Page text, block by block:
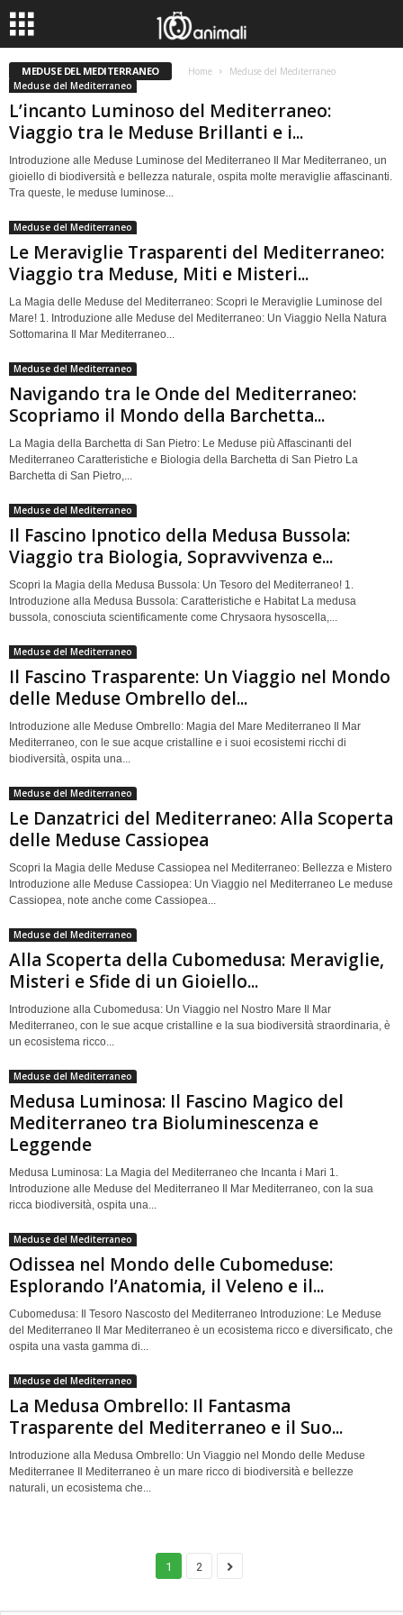
MEDUSE DEL MEDITERRANEO Home
Meduse del Mediterraneo
Meduse del Mediterraneo
L’incanto Luminoso del Mediterraneo:
Viaggio tra le Meduse Brillanti e i...
Introduzione alle Meduse Luminose del Mediterraneo Il Mar Mediterraneo, un
gioiello di biodiversità e bellezza naturale, ospita molte meraviglie affascinanti.
Tra queste, le meduse luminose...
Meduse del Mediterraneo
Le Meraviglie Trasparenti del Mediterraneo:
Viaggio tra Meduse, Miti e Misteri...
La Magia delle Meduse del Mediterraneo: Scopri le Meraviglie Luminose del
Mare! 1. Introduzione alle Meduse del Mediterraneo: Un Viaggio Nella Natura
Sottomarina Il Mar Mediterraneo...
Meduse del Mediterraneo
Navigando tra le Onde del Mediterraneo:
Scopriamo il Mondo della Barchetta...
La Magia della Barchetta di San Pietro: Le Meduse più Affascinanti del
Mediterraneo Caratteristiche e Biologia della Barchetta di San Pietro La
Barchetta di San Pietro,...
Meduse del Mediterraneo
Il Fascino Ipnotico della Medusa Bussola:
Viaggio tra Biologia, Sopravvivenza e...
Scopri la Magia della Medusa Bussola: Un Tesoro del Mediterraneo! 1.
Introduzione alla Medusa Bussola: Caratteristiche e Habitat La medusa
bussola, conosciuta scientificamente come Chrysaora hysoscella,...
Meduse del Mediterraneo
Il Fascino Trasparente: Un Viaggio nel Mondo
delle Meduse Ombrello del...
Introduzione alle Meduse Ombrello: Magia del Mare Mediterraneo Il Mar
Mediterraneo, con le sue acque cristalline e i suoi ecosistemi ricchi di
biodiversità, ospita una...
Meduse del Mediterraneo
Le Danzatrici del Mediterraneo: Alla Scoperta
delle Meduse Cassiopea
Scopri la Magia delle Meduse Cassiopea nel Mediterraneo: Bellezza e Mistero
Introduzione alle Meduse Cassiopea: Un Viaggio nel Mediterraneo Le meduse
Cassiopea, note anche come Cassiopea...
Meduse del Mediterraneo
Alla Scoperta della Cubomedusa: Meraviglie,
Misteri e Sfide di un Gioiello...
Introduzione alla Cubomedusa: Un Viaggio nel Nostro Mare Il Mar
Mediterraneo, con le sue acque cristalline e la sua biodiversità straordinaria, è
un ecosistema ricco...
Meduse del Mediterraneo
Medusa Luminosa: Il Fascino Magico del
Mediterraneo tra Bioluminescenza e
Leggende
Medusa Luminosa: La Magia del Mediterraneo che Incanta i Mari 1.
Introduzione alle Meduse del Mediterraneo Il Mar Mediterraneo, con la sua
ricca biodiversità, ospita una...
Meduse del Mediterraneo
Odissea nel Mondo delle Cubomeduse:
Esplorando l’Anatomia, il Veleno e il...
Cubomedusa: Il Tesoro Nascosto del Mediterraneo Introduzione: Le Meduse
del Mediterraneo Il Mar Mediterraneo è un ecosistema ricco e diversificato, che
ospita una vasta gamma di...
Meduse del Mediterraneo
La Medusa Ombrello: Il Fantasma
Trasparente del Mediterraneo e il Suo...
Introduzione alla Medusa Ombrello: Un Viaggio nel Mondo delle Meduse
Mediterranee Il Mediterraneo è un mare ricco di biodiversità e bellezze
naturali, un ecosistema che...
1 2